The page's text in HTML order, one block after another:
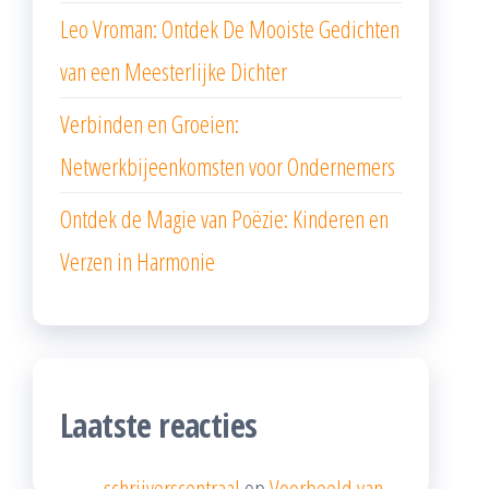
Leo Vroman: Ontdek De Mooiste Gedichten
van een Meesterlijke Dichter
Verbinden en Groeien:
Netwerkbijeenkomsten voor Ondernemers
Ontdek de Magie van Poëzie: Kinderen en
Verzen in Harmonie
Laatste reacties